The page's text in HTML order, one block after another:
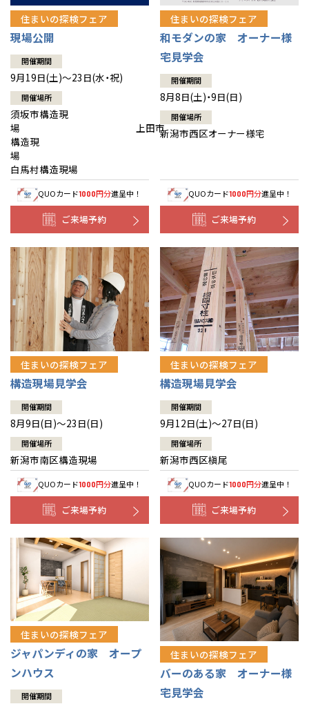
住まいの探検フェア
現場公開
開催期間
9月19日(土)～23日(水・祝)
開催場所
須坂市構造現
場 上田市
構造現
場
白馬村構造現場
QUOカード1000円分進呈中！
ご来場予約
住まいの探検フェア
和モダンの家 オーナー様
宅見学会
開催期間
8月8日(土)・9日(日)
開催場所
新潟市西区オーナー様宅
QUOカード1000円分進呈中！
ご来場予約
住まいの探検フェア
構造現場見学会
開催期間
8月9日(日)～23日(日)
開催場所
新潟市南区構造現場
QUOカード1000円分進呈中！
ご来場予約
住まいの探検フェア
構造現場見学会
開催期間
9月12日(土)～27日(日)
開催場所
新潟市西区槇尾
QUOカード1000円分進呈中！
ご来場予約
住まいの探検フェア
ジャパンディの家 オープ
ンハウス
開催期間
住まいの探検フェア
バーのある家 オーナー様
宅見学会